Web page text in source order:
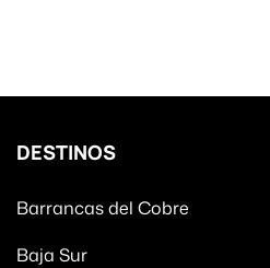
DESTINOS
Barrancas del Cobre
Baja Sur